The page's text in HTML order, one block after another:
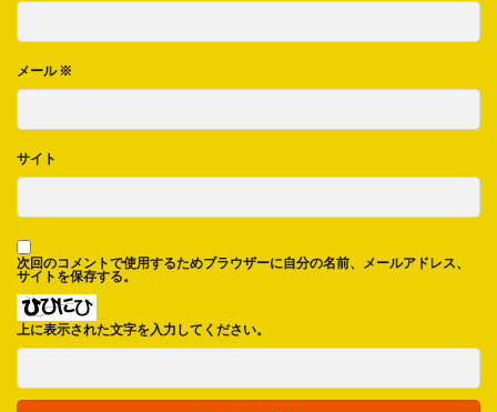
メール※
サイト
次回のコメントで使用するためブラウザーに自分の名前、メールアドレス、
サイトを保存する。
上に表示された文字を入力してください。